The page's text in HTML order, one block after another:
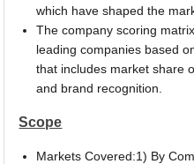
which have shaped the
The company scoring
leading companies based
that includes market share
and brand recognition.
Scope
Markets Covered:1) By